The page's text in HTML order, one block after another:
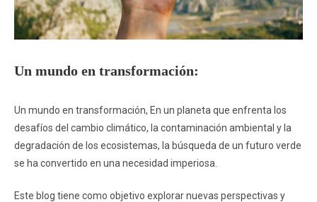
Un mundo en transformación:
Un mundo en transformación, En un planeta que enfrenta los
desafíos del cambio climático, la contaminación ambiental y la
degradación de los ecosistemas, la búsqueda de un futuro verde
se ha convertido en una necesidad imperiosa.
Este blog tiene como objetivo explorar nuevas perspectivas y